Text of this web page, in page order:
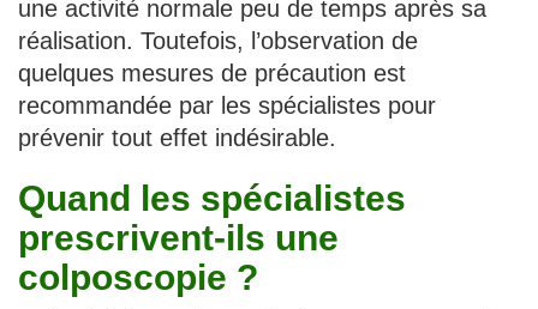
une activité normale peu de temps après sa
réalisation. Toutefois, l’observation de
quelques mesures de précaution est
recommandée par les spécialistes pour
prévenir tout effet indésirable.
Quand les spécialistes
prescrivent-ils une
colposcopie ?